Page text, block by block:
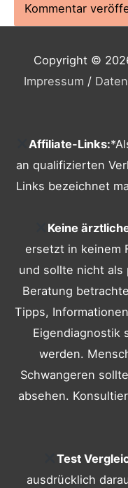
Copyright ©
Impressum /
Affiliate-Links:
an qualifizierten
Links bezeichnet
Keine
ersetzt in keinem
und sollte nicht als
Beratung
Tipps,
Eigendiagnostik
werden.
Schwangeren
absehen.
Test
ausdrücklich